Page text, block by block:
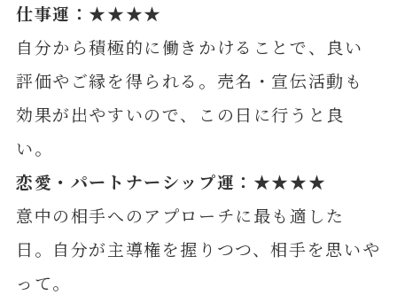
仕事運：★★★★
自分から積極的に働きかけることで、良い
評価やご縁を得られる。売名・宣伝活動も
効果が出やすいので、この日に行うと良
い。
恋愛・パートナーシップ運：★★★★
意中の相手へのアプローチに最も適した
日。自分が主導権を握りつつ、相手を思いや
って。